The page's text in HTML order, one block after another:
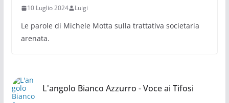
10 Luglio 2024 Luigi
Le parole di Michele Motta sulla trattativa societaria
arenata.
L'angolo Bianco Azzurro - Voce ai Tifosi